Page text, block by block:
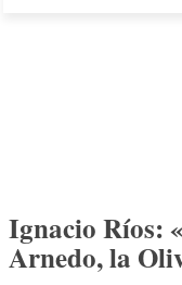
Ignacio Ríos:
Arnedo, la